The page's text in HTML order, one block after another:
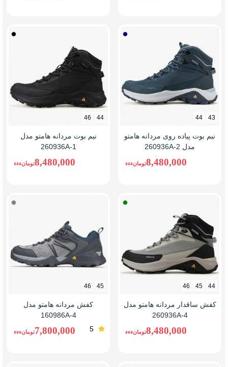
سرمه
43
44
نیم بوت پیاده روی مردانه هامتو
مدل 260936A-2
8,480,000تومانءءء
44
46
نیم بوت مردانه هامتو مدل
260936A-1
8,480,000تومانءءء
طوسی/
44
45
46
کفش ساقدار مردانه هامتو مدل
260936A-4
8,480,000تومانءءء
45
46
کفش مردانه هامتو مدل
160986A-4
5
7,800,000تومانءءء